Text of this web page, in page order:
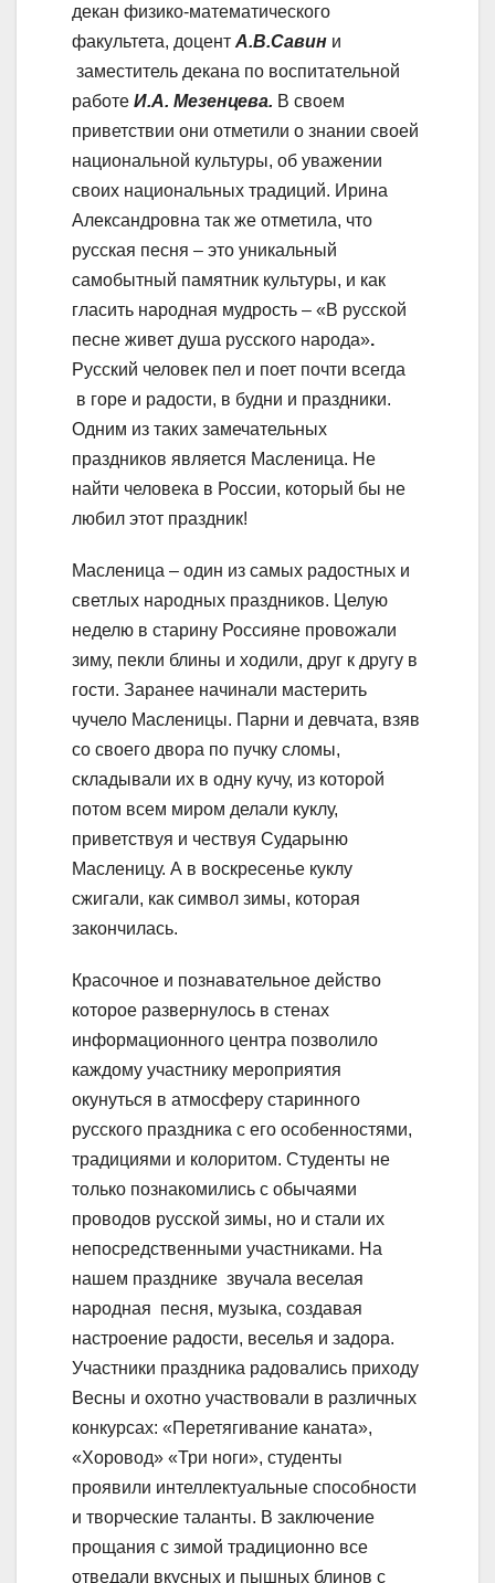
декан физико-математического
факультета, доцент А.В.Савин и
заместитель декана по воспитательной
работе И.А. Мезенцева. В своем
приветствии они отметили о знании своей
национальной культуры, об уважении
своих национальных традиций. Ирина
Александровна так же отметила, что
русская песня – это уникальный
самобытный памятник культуры, и как
гласить народная мудрость – «В русской
песне живет душа русского народа».
Русский человек пел и поет почти всегда
в горе и радости, в будни и праздники.
Одним из таких замечательных
праздников является Масленица. Не
найти человека в России, который бы не
любил этот праздник!
Масленица – один из самых радостных и
светлых народных праздников. Целую
неделю в старину Россияне провожали
зиму, пекли блины и ходили, друг к другу в
гости. Заранее начинали мастерить
чучело Масленицы. Парни и девчата, взяв
со своего двора по пучку сломы,
складывали их в одну кучу, из которой
потом всем миром делали куклу,
приветствуя и чествуя Сударыню
Масленицу. А в воскресенье куклу
сжигали, как символ зимы, которая
закончилась.
Красочное и познавательное действо
которое развернулось в стенах
информационного центра позволило
каждому участнику мероприятия
окунуться в атмосферу старинного
русского праздника с его особенностями,
традициями и колоритом. Студенты не
только познакомились с обычаями
проводов русской зимы, но и стали их
непосредственными участниками. На
нашем празднике звучала веселая
народная песня, музыка, создавая
настроение радости, веселья и задора.
Участники праздника радовались приходу
Весны и охотно участвовали в различных
конкурсах: «Перетягивание каната»,
«Хоровод» «Три ноги», студенты
проявили интеллектуальные способности
и творческие таланты. В заключение
прощания с зимой традиционно все
отведали вкусных и пышных блинов с